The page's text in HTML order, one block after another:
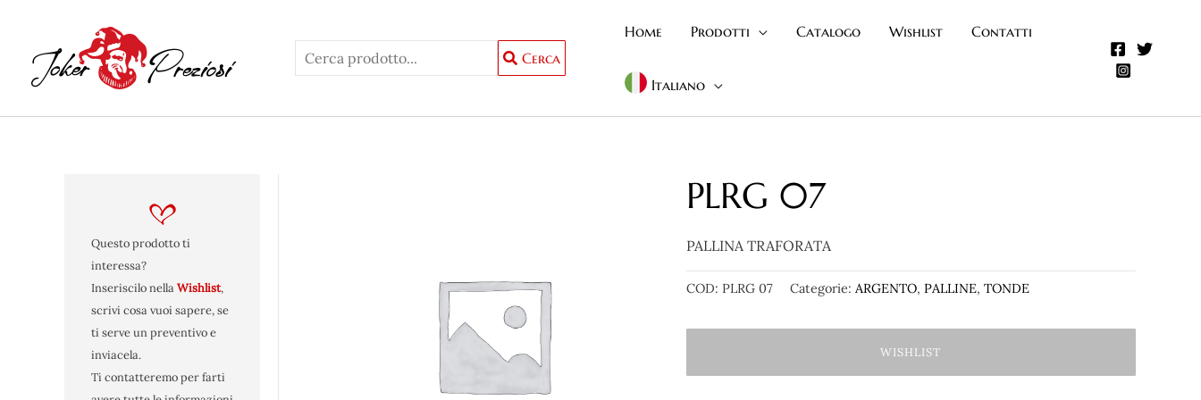
contenuto
Cerca
Home Prodotti Catalogo Wishlist Contatti
Italiano
Questo prodotto ti
interessa?
Inseriscilo nellaWishlist,
scrivi cosa vuoi sapere, se
ti serve un preventivo e
inviacela.
Ti contatteremo per farti
PLRG 07
PALLINA TRAFORATA
COD: PLRG 07 Categorie: ARGENTO, PALLINE, TONDE
WISHLIST